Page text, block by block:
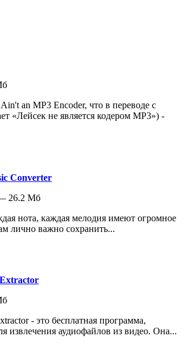
an MP3 Encoder, что в переводе с
«Лейсек не является кодером MP3») -
Converter
26.2 Мб
нота, каждая мелодия имеют огромное
лично важно сохранить...
- это бесплатная программа,
извлечения аудиофайлов из видео. Она...